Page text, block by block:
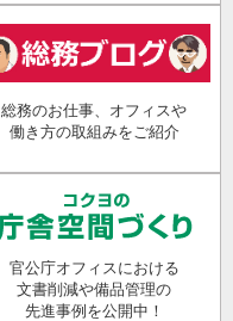
総務のお仕事、オフィスや
働き方の取組みをご紹介
官公庁オフィスにおける
文書削減や備品管理の
先進事例を公開中！